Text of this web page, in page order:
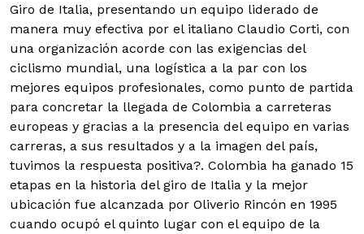
Giro de Italia, presentando un equipo liderado de
manera muy efectiva por el italiano Claudio Corti, con
una organización acorde con las exigencias del
ciclismo mundial, una logística a la par con los
mejores equipos profesionales, como punto de partida
para concretar la llegada de Colombia a carreteras
europeas y gracias a la presencia del equipo en varias
carreras, a sus resultados y a la imagen del país,
tuvimos la respuesta positiva?. Colombia ha ganado 15
etapas en la historia del giro de Italia y la mejor
ubicación fue alcanzada por Oliverio Rincón en 1995
cuando ocupó el quinto lugar con el equipo de la